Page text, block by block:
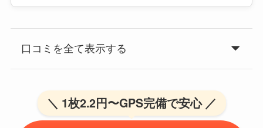
口コミを全て表示する
＼ 1枚2.2円〜GPS完備で安心 ／